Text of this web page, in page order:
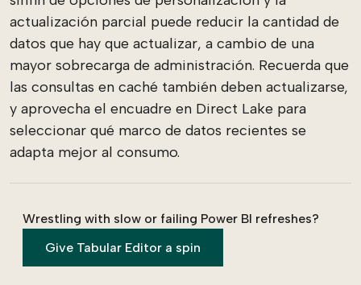
actualización parcial puede reducir la cantidad de
datos que hay que actualizar, a cambio de una
mayor sobrecarga de administración. Recuerda que
las consultas en caché también deben actualizarse,
y aprovecha el encuadre en Direct Lake para
seleccionar qué marco de datos recientes se
adapta mejor al consumo.